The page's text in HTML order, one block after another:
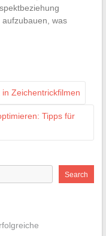
was
Zeichentrickfilmen
Tipps für
Search